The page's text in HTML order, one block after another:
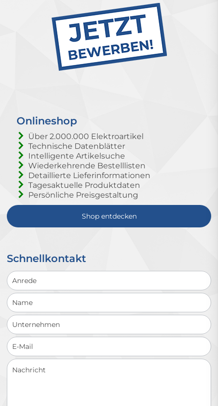
Onlineshop
Über 2.000.000 Elektroartikel
Technische Datenblätter
Intelligente Artikelsuche
Wiederkehrende Bestelllisten
Detaillierte Lieferinformationen
Tagesaktuelle Produktdaten
Persönliche Preisgestaltung
Shop entdecken
Schnellkontakt
Schnellkontakt